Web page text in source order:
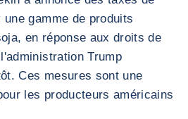
gamme de produits
en réponse aux droits de
Trump
Ces mesures sont une
les producteurs américains